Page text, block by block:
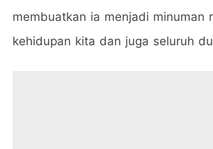
membuatkan ia menjadi minuman
kehidupan kita dan juga seluruh